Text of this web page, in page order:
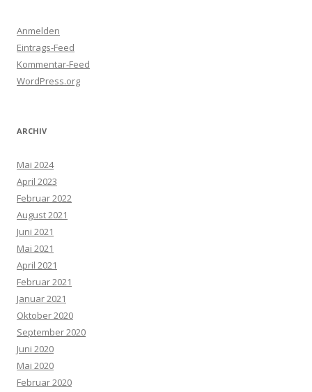
Anmelden
Eintrags-Feed
Kommentar-Feed
WordPress.org
ARCHIV
Mai 2024
April 2023
Februar 2022
August 2021
Juni 2021
Mai 2021
April 2021
Februar 2021
Januar 2021
Oktober 2020
September 2020
Juni 2020
Mai 2020
Februar 2020